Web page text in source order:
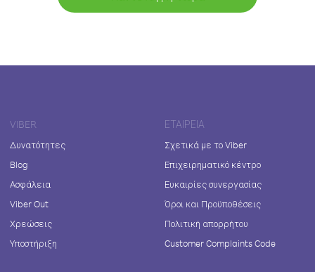
VIBER
Δυνατότητες
Blog
Ασφάλεια
Viber Out
Χρεώσεις
Υποστήριξη
ΕΤΑΙΡΕΊΑ
Σχετικά με το Viber
Επιχειρηματικό κέντρο
Ευκαιρίες συνεργασίας
Όροι και Προϋποθέσεις
Πολιτική απορρήτου
Customer Complaints Code